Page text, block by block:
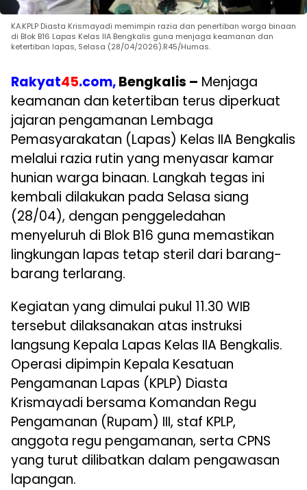
KA.KPLP Diasta Krismayadi memimpin razia dan penertiban warga binaan
di Blok B16 Lapas Kelas IIA Bengkalis guna menjaga keamanan dan
ketertiban lapas, Selasa (28/04/2026).R45/Humas.
Rakyat45.com,Bengkalis – Menjaga
keamanan dan ketertiban terus diperkuat
jajaran pengamanan Lembaga
Pemasyarakatan (Lapas) Kelas IIA Bengkalis
melalui razia rutin yang menyasar kamar
hunian warga binaan. Langkah tegas ini
kembali dilakukan pada Selasa siang
(28/04), dengan penggeledahan
menyeluruh di Blok B16 guna memastikan
lingkungan lapas tetap steril dari barang-
barang terlarang.
Kegiatan yang dimulai pukul 11.30 WIB
tersebut dilaksanakan atas instruksi
langsung Kepala Lapas Kelas IIA Bengkalis.
Operasi dipimpin Kepala Kesatuan
Pengamanan Lapas (KPLP) Diasta
Krismayadi bersama Komandan Regu
Pengamanan (Rupam) III, staf KPLP,
anggota regu pengamanan, serta CPNS
yang turut dilibatkan dalam pengawasan
lapangan.